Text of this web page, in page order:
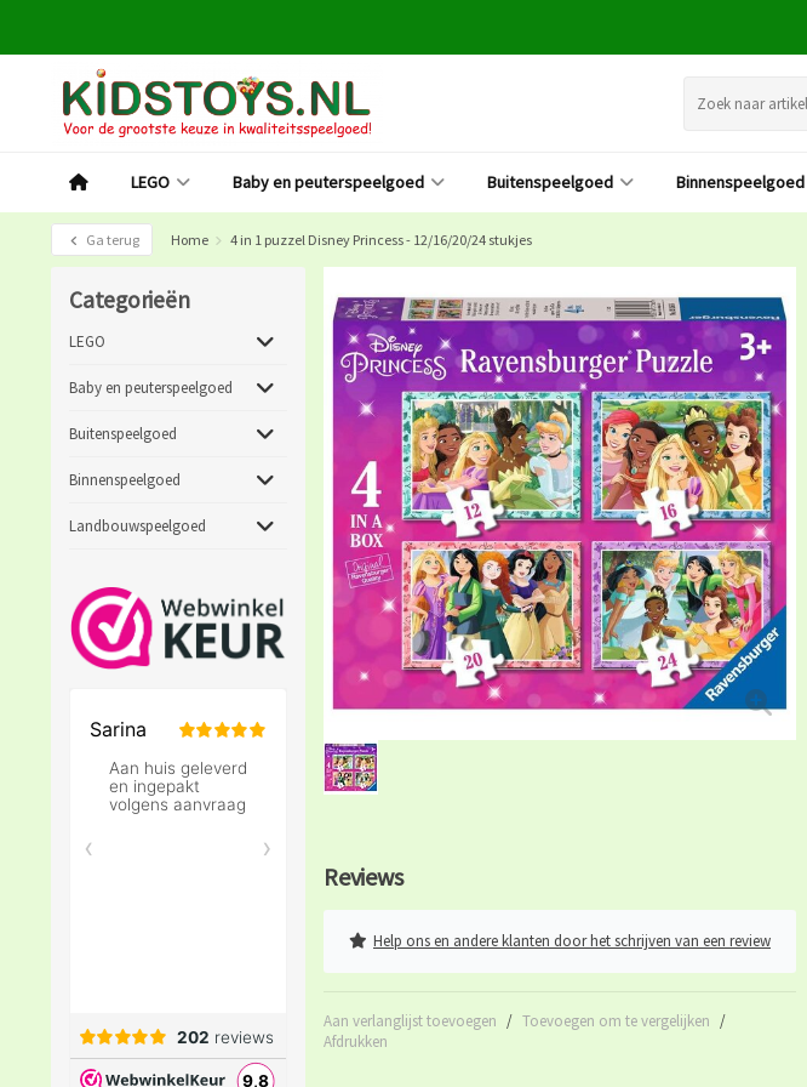
LEGO Baby en peuterspeelgoed Buitenspeelgoed Binnenspeelgoed
Ga terug Home 4 in 1 puzzel Disney Princess - 12/16/20/24 stukjes
Categorieën
LEGO
Baby en peuterspeelgoed
Buitenspeelgoed
Binnenspeelgoed
Landbouwspeelgoed
Reviews
Help ons en andere klanten door het schrijven van een review
Aan verlanglijst toevoegen / Toevoegen om te vergelijken /
Afdrukken